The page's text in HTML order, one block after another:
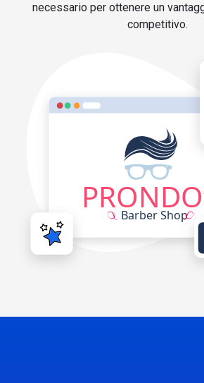
necessario per ottenere un
competitivo.